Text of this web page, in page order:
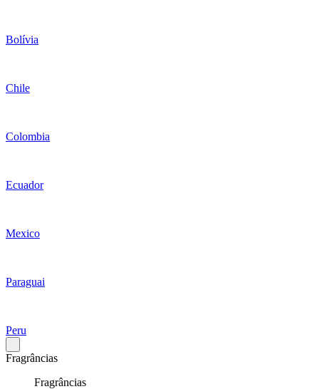
Bolívia
Chile
Colombia
Ecuador
Mexico
Paraguai
Peru
Fragrâncias
Fragrâncias